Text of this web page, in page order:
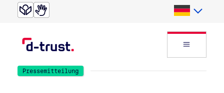
Direkt zur Suche
Direkt zum Inhalt
Deutsch
Pressemitteilung